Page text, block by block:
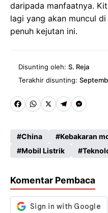
daripada manfaatnya.
lagi yang akan muncul
penuh kejutan ini.
Disunting oleh: S. Reja
Terakhir disunting:
Fa
b
o
k
W
ts
A
p
X
Te
gr
a
M
se
n
er
China Kebakaran
Mobil Listrik
Komentar Pembaca